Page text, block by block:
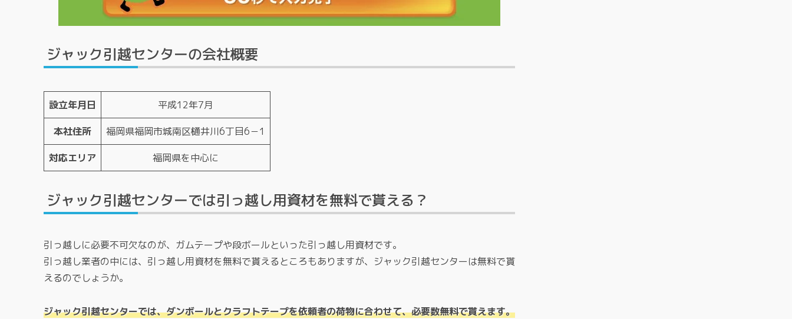
ジャック引越センターの会社概要
設立年月日 平成12年7月
本社住所 福岡県福岡市城南区樋井川6丁目6－1
対応エリア 福岡県を中心に
ジャック引越センターでは引っ越し用資材を無料で貰える？
引っ越しに必要不可欠なのが、ガムテープや段ボールといった引っ越し用資材です。
引っ越し業者の中には、引っ越し用資材を無料で貰えるところもありますが、ジャック引越センターは無料で貰
えるのでしょうか。
ジャック引越センターでは、ダンボールとクラフトテープを依頼者の荷物に合わせて、必要数無料で貰えます。